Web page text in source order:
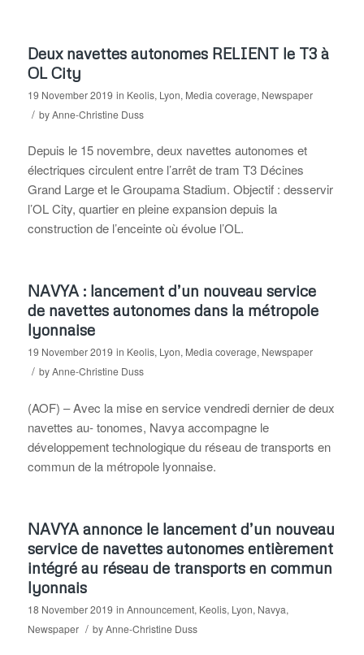
Deux navettes autonomes RELIENT le T3 à
OL City
19 November 2019 in Keolis, Lyon, Media coverage, Newspaper
/ byAnne-Christine Duss
Depuis le 15 novembre, deux navettes autonomes et
électriques circulent entre l’arrêt de tram T3 Décines
Grand Large et le Groupama Stadium. Objectif : desservir
l’OL City, quartier en pleine expansion depuis la
construction de l’enceinte où évolue l’OL.
NAVYA : lancement d’un nouveau service
de navettes autonomes dans la métropole
lyonnaise
19 November 2019 in Keolis, Lyon, Media coverage, Newspaper
/ byAnne-Christine Duss
(AOF) – Avec la mise en service vendredi dernier de deux
navettes au- tonomes, Navya accompagne le
développement technologique du réseau de transports en
commun de la métropole lyonnaise.
NAVYA annonce le lancement d’un nouveau
service de navettes autonomes entièrement
intégré au réseau de transports en commun
lyonnais
18 November 2019 in Announcement, Keolis, Lyon, Navya,
Newspaper / byAnne-Christine Duss